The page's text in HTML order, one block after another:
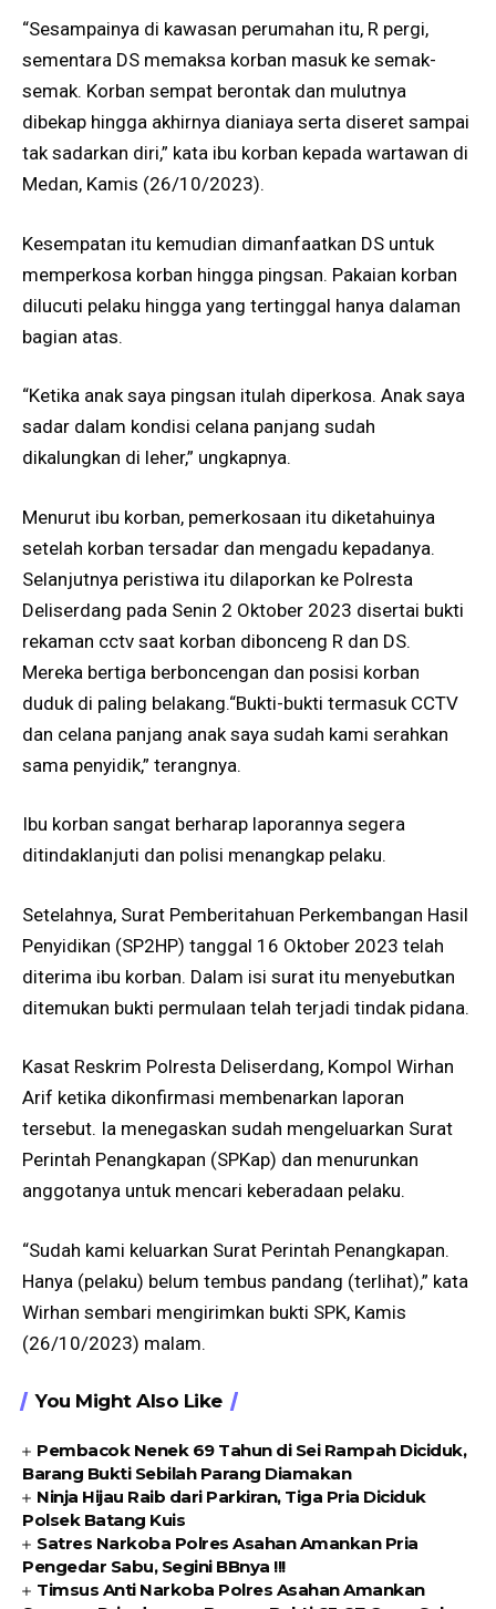
“Sesampainya di kawasan perumahan itu, R pergi,
sementara DS memaksa korban masuk ke semak-
semak. Korban sempat berontak dan mulutnya
dibekap hingga akhirnya dianiaya serta diseret sampai
tak sadarkan diri,” kata ibu korban kepada wartawan di
Medan, Kamis (26/10/2023).
Kesempatan itu kemudian dimanfaatkan DS untuk
memperkosa korban hingga pingsan. Pakaian korban
dilucuti pelaku hingga yang tertinggal hanya dalaman
bagian atas.
“Ketika anak saya pingsan itulah diperkosa. Anak saya
sadar dalam kondisi celana panjang sudah
dikalungkan di leher,” ungkapnya.
Menurut ibu korban, pemerkosaan itu diketahuinya
setelah korban tersadar dan mengadu kepadanya.
Selanjutnya peristiwa itu dilaporkan ke Polresta
Deliserdang pada Senin 2 Oktober 2023 disertai bukti
rekaman cctv saat korban dibonceng R dan DS.
Mereka bertiga berboncengan dan posisi korban
duduk di paling belakang.“Bukti-bukti termasuk CCTV
dan celana panjang anak saya sudah kami serahkan
sama penyidik,” terangnya.
Ibu korban sangat berharap laporannya segera
ditindaklanjuti dan polisi menangkap pelaku.
Setelahnya, Surat Pemberitahuan Perkembangan Hasil
Penyidikan (SP2HP) tanggal 16 Oktober 2023 telah
diterima ibu korban. Dalam isi surat itu menyebutkan
ditemukan bukti permulaan telah terjadi tindak pidana.
Kasat Reskrim Polresta Deliserdang, Kompol Wirhan
Arif ketika dikonfirmasi membenarkan laporan
tersebut. Ia menegaskan sudah mengeluarkan Surat
Perintah Penangkapan (SPKap) dan menurunkan
anggotanya untuk mencari keberadaan pelaku.
“Sudah kami keluarkan Surat Perintah Penangkapan.
Hanya (pelaku) belum tembus pandang (terlihat),” kata
Wirhan sembari mengirimkan bukti SPK, Kamis
(26/10/2023) malam.
You Might Also Like
Pembacok Nenek 69 Tahun di Sei Rampah Diciduk,
Barang Bukti Sebilah Parang Diamakan
Ninja Hijau Raib dari Parkiran, Tiga Pria Diciduk
Polsek Batang Kuis
Satres Narkoba Polres Asahan Amankan Pria
Pengedar Sabu, Segini BBnya !!!
Timsus Anti Narkoba Polres Asahan Amankan